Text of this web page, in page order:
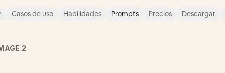
Casos de uso Habilidades Prompts Precios Descargar
2